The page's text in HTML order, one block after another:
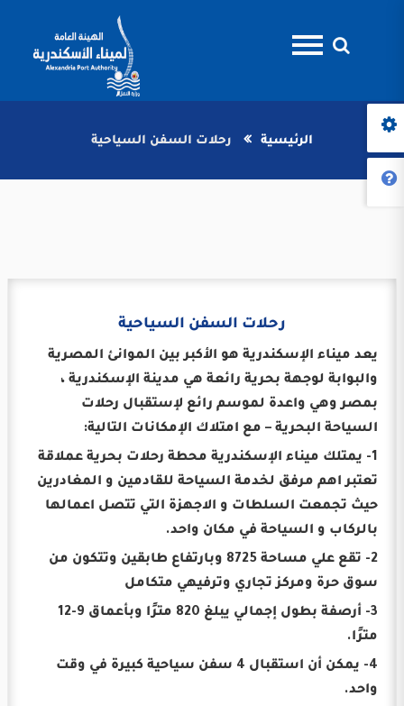
الرئيسية رحلات السفن السياحية
رحلات السفن السياحية
يعد ميناء الإسكندرية هو الأكبر بين الموانئ المصرية
والبوابة لوجهة بحرية رائعة هي مدينة الإسكندرية ،
بمصر وهي واعدة لموسم رائع لإستقبال رحلات
السياحة البحرية – مع امتلاك الإمكانات التالية:
1- يمتلك ميناء الإسكندرية محطة رحلات بحرية عملاقة
تعتبر اهم مرفق لخدمة السياحة للقادمين و المغادرين
حيث تجمعت السلطات و الاجهزة التي تتصل اعمالها
بالركاب و السياحة في مكان واحد.
2- تقع علي مساحة 8725 وبارتفاع طابقين وتتكون من
سوق حرة ومركز تجاري وترفيهي متكامل
3- أرصفة بطول إجمالي يبلغ 820 مترًا وبأعماق 9-12
مترًا.
4- يمكن أن استقبال 4 سفن سياحية كبيرة في وقت
واحد.